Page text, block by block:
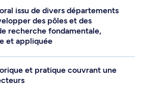
issu de divers départements
des pôles et des
recherche fondamentale,
et appliquée
et pratique couvrant une